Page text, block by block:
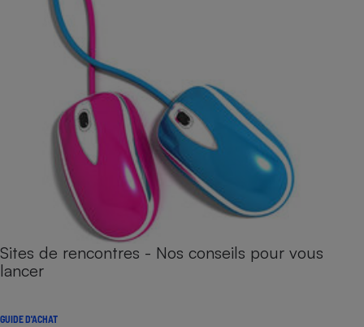
Sites de rencontres - Nos conseils pour vous
lancer
GUIDE D'ACHAT